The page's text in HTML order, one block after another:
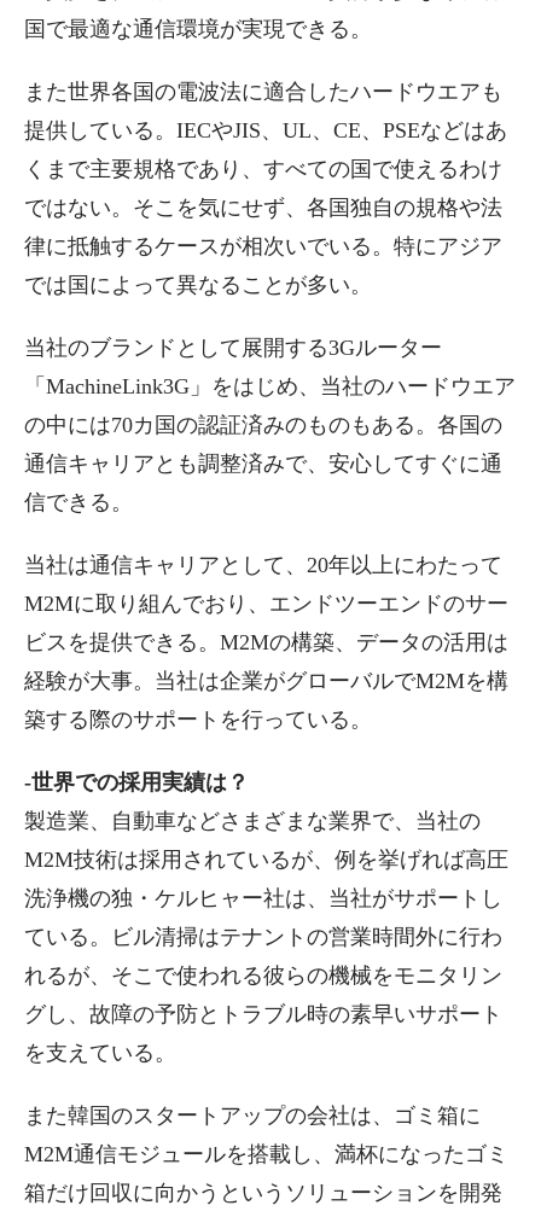
国で最適な通信環境が実現できる。
また世界各国の電波法に適合したハードウエアも
提供している。IECやJIS、UL、CE、PSEなどはあ
くまで主要規格であり、すべての国で使えるわけ
ではない。そこを気にせず、各国独自の規格や法
律に抵触するケースが相次いでいる。特にアジア
では国によって異なることが多い。
当社のブランドとして展開する3Gルーター
「MachineLink3G」をはじめ、当社のハードウエア
の中には70カ国の認証済みのものもある。各国の
通信キャリアとも調整済みで、安心してすぐに通
信できる。
当社は通信キャリアとして、20年以上にわたって
M2Mに取り組んでおり、エンドツーエンドのサー
ビスを提供できる。M2Mの構築、データの活用は
経験が大事。当社は企業がグローバルでM2Mを構
築する際のサポートを行っている。
-世界での採用実績は？
製造業、自動車などさまざまな業界で、当社の
M2M技術は採用されているが、例を挙げれば高圧
洗浄機の独・ケルヒャー社は、当社がサポートし
ている。ビル清掃はテナントの営業時間外に行わ
れるが、そこで使われる彼らの機械をモニタリン
グし、故障の予防とトラブル時の素早いサポート
を支えている。
また韓国のスタートアップの会社は、ゴミ箱に
M2M通信モジュールを搭載し、満杯になったゴミ
箱だけ回収に向かうというソリューションを開発